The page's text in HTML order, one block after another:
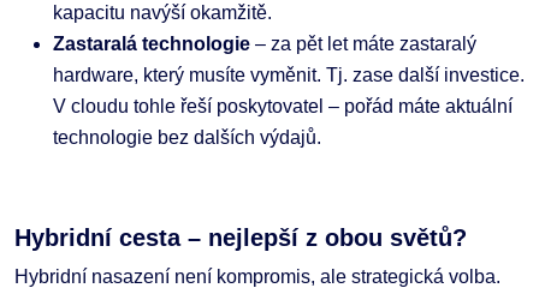
kapacitu navýší okamžitě.
Zastaralá technologie – za pět let máte zastaralý
hardware, který musíte vyměnit. Tj. zase další investice.
V cloudu tohle řeší poskytovatel – pořád máte aktuální
technologie bez dalších výdajů.
Hybridní cesta – nejlepší z obou světů?
Hybridní nasazení není kompromis, ale strategická volba.